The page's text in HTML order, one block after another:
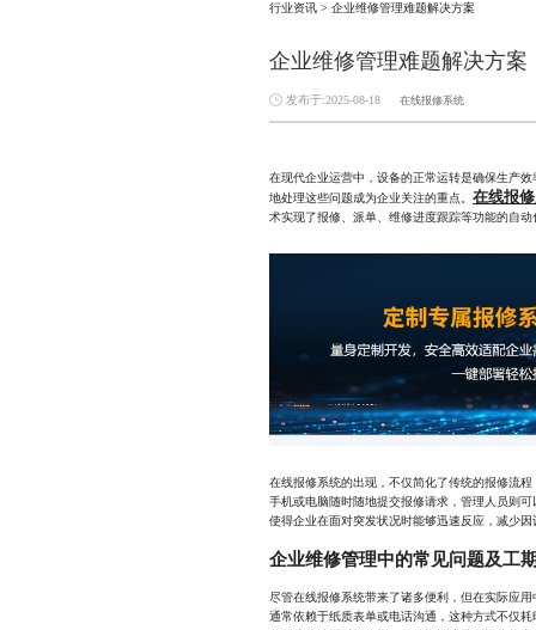
行业资讯 > 企业维修管理难题解决方案
企业维修管理难题解决方案
发布于:2025-08-18 在线报修系统
在现代企业运营中，设备的正常运转是确保生产
地处理这些问题成为企业关注的重点。 在线报
术实现了报修、派单、维修进度跟踪等功能的自
在线报修系统的出现，不仅简化了传统的报修流
手机或电脑随时随地提交报修请求，管理人员则
使得企业在面对突发状况时能够迅速反应，减少
企业维修管理中的常见问题及工
尽管在线报修系统带来了诸多便利，但在实际应
通常依赖于纸质表单或电话沟通，这种方式不仅